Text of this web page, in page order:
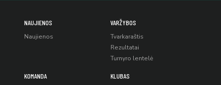
NAUJIENOS
Naujienos
VARŽYBOS
Tvarkaraštis
Rezultatai
Turnyro lentelė
KOMANDA KLUBAS